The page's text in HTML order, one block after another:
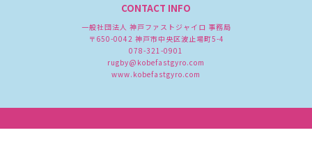
CONTACT INFO
一般社団法人 神戸ファストジャイロ 事務局
〒650-0042 神戸市中央区波止場町5-4
078-321-0901
rugby@kobefastgyro.com
www.kobefastgyro.com